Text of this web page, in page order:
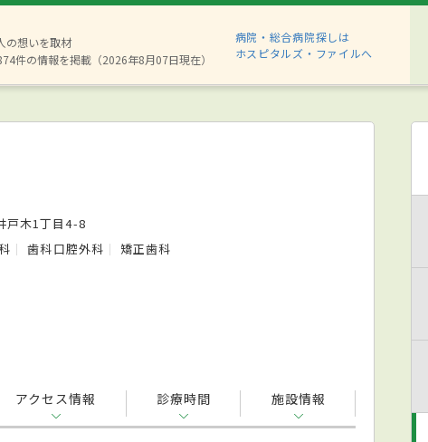
の想いを取材
件の情報を掲載（2026年8月07日現在）
病院・総合病院探しは
ホスピタルズ・ファイルへ
戸木1丁目4-8
歯科口腔外科 矯正歯科
アクセス情報 診療時間 施設情報